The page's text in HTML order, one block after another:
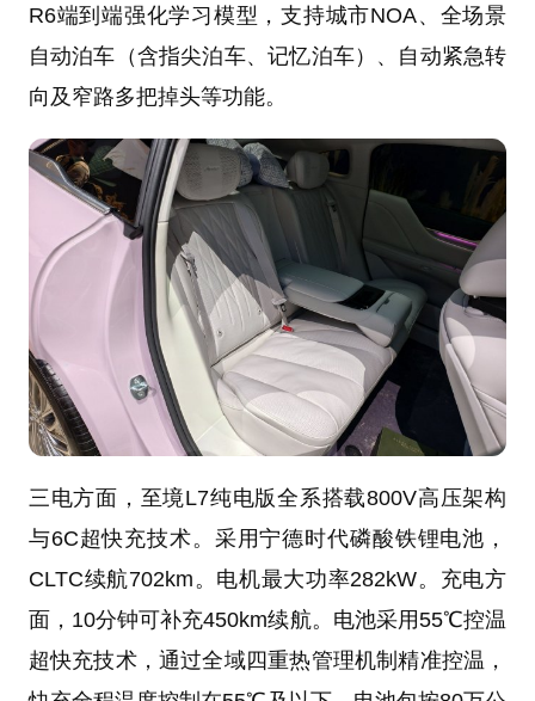
R6端到端强化学习模型，支持城市NOA、全场景
自动泊车（含指尖泊车、记忆泊车）、自动紧急转
向及窄路多把掉头等功能。
三电方面，至境L7纯电版全系搭载800V高压架构
与6C超快充技术。采用宁德时代磷酸铁锂电池，
CLTC续航702km。电机最大功率282kW。充电方
面，10分钟可补充450km续航。电池采用55℃控温
超快充技术，通过全域四重热管理机制精准控温，